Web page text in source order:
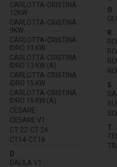
CARLOTTA-CRISTINA
12KW
CARLOTTA-CRISTINA
9KW
CARLOTTA-CRISTINA
IDRO 13 KW
CARLOTTA-CRISTINA
IDRO 13 KW (A)
CARLOTTA-CRISTINA
IDRO 15 KW
CARLOTTA-CRISTINA
IDRO 15 KW (A)
CESARE
CESARE V1
CT 22-CT 24
CT14-CT18
D
DALILA V1
O
R
S
T